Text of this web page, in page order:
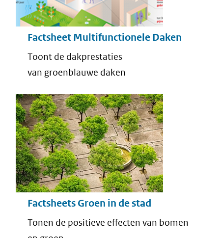
Factsheet Multifunctionele Daken
Toont de dakprestaties
van groenblauwe daken
Factsheets Groen in de stad
Tonen de positieve effecten van bomen